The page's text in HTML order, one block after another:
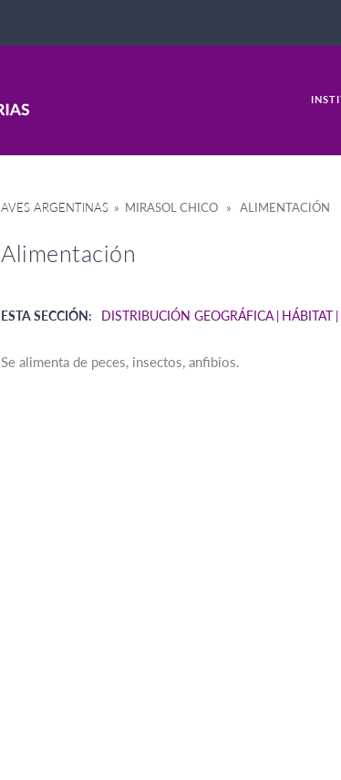
AVES ARGENTINAS » MIRASOL CHICO » ALIMENTACIÓN
Alimentación
ESTA SECCIÓN: DISTRIBUCIÓN GEOGRÁFICA HÁBITAT
Se alimenta de peces, insectos, anfibios.